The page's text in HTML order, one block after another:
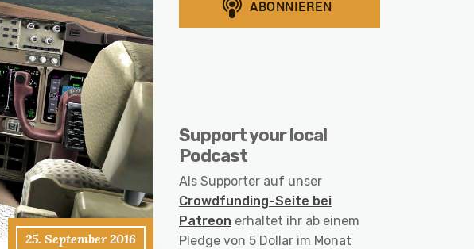
25. September 2016
Support your local
Podcast
Als Supporter auf unser
Crowdfunding-Seite bei
Patreon erhaltet ihr ab einem
Pledge von 5 Dollar im Monat